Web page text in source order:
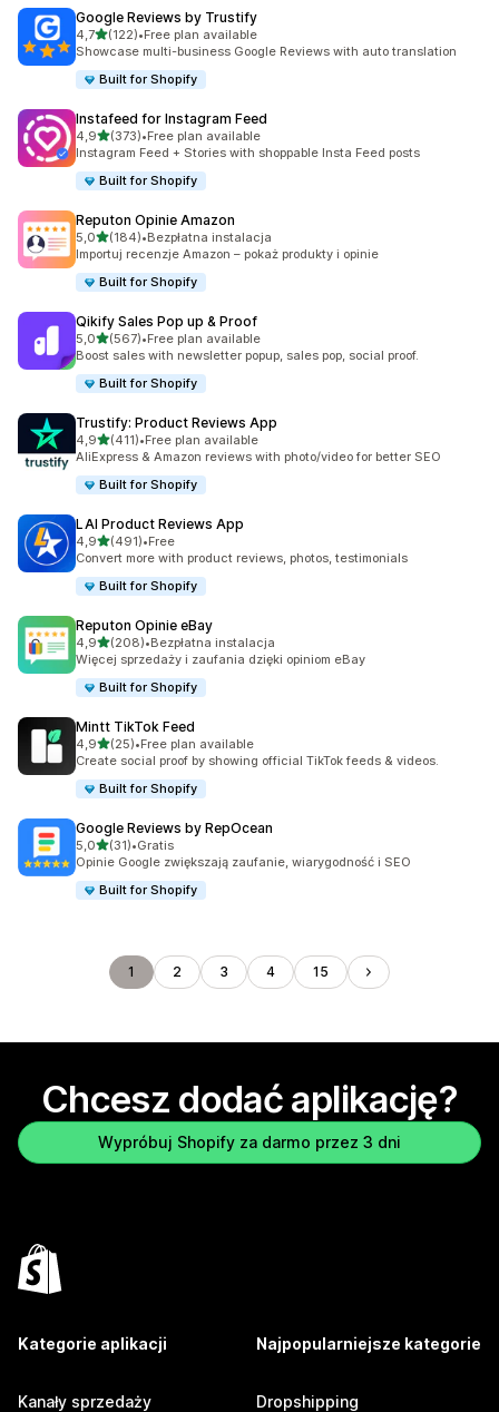
Google Reviews by Trustify
4,7na 5 gwiazdek
(122)
Łączna liczba recenzji: 122
•Free plan available
Showcase multi-business Google Reviews with auto translation
Built for Shopify
Instafeed for Instagram Feed
4,9na 5 gwiazdek
(373)
Łączna liczba recenzji: 373
•Free plan available
Instagram Feed + Stories with shoppable Insta Feed posts
Built for Shopify
Reputon Opinie Amazon
5,0na 5 gwiazdek
(184)
Łączna liczba recenzji: 184
•Bezpłatna instalacja
Importuj recenzje Amazon – pokaż produkty i opinie
Built for Shopify
Qikify Sales Pop up & Proof
5,0na 5 gwiazdek
(567)
Łączna liczba recenzji: 567
•Free plan available
Boost sales with newsletter popup, sales pop, social proof.
Built for Shopify
Trustify: Product Reviews App
4,9na 5 gwiazdek
(411)
Łączna liczba recenzji: 411
•Free plan available
AliExpress & Amazon reviews with photo/video for better SEO
Built for Shopify
LAI Product Reviews App
4,9na 5 gwiazdek
(491)
Łączna liczba recenzji: 491
•Free
Convert more with product reviews, photos, testimonials
Built for Shopify
Reputon Opinie eBay
4,9na 5 gwiazdek
(208)
Łączna liczba recenzji: 208
•Bezpłatna instalacja
Więcej sprzedaży i zaufania dzięki opiniom eBay
Built for Shopify
Mintt TikTok Feed
4,9na 5 gwiazdek
(25)
Łączna liczba recenzji: 25
•Free plan available
Create social proof by showing official TikTok feeds & videos.
Built for Shopify
Google Reviews by RepOcean
5,0na 5 gwiazdek
(31)
Łączna liczba recenzji: 31
•Gratis
Opinie Google zwiększają zaufanie, wiarygodność i SEO
Built for Shopify
1 2 3 4 15
Chcesz dodać aplikację?
Wypróbuj Shopify za darmo przez 3 dni
Kategorie aplikacji
Kanały sprzedaży
Najpopularniejsze kategorie
Dropshipping